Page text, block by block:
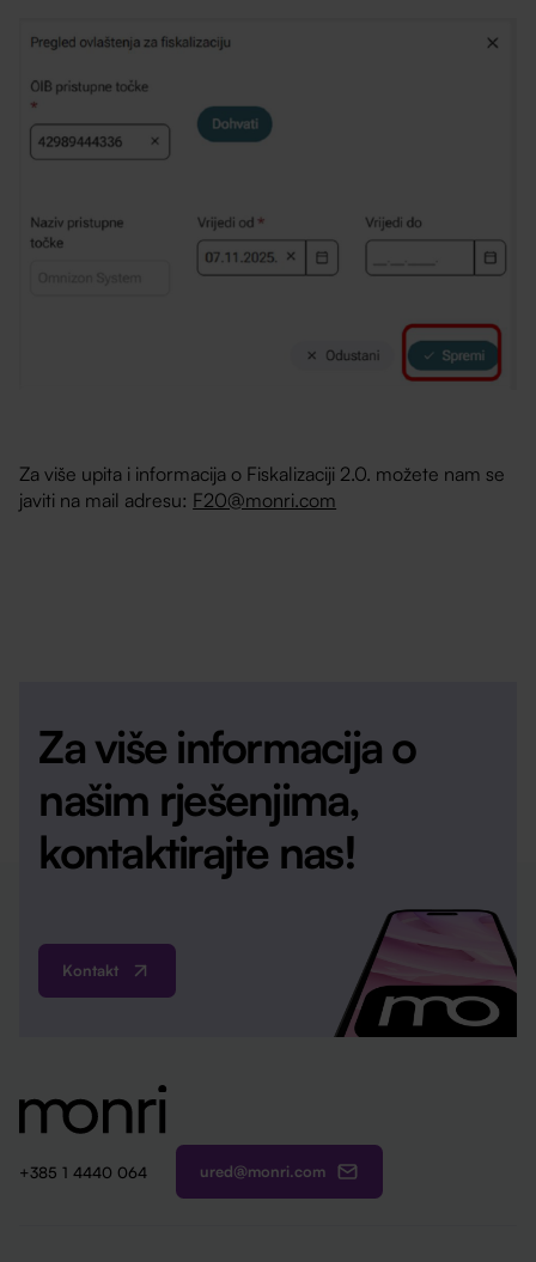
Za više upita i informacija o Fiskalizaciji 2.0. možete nam se
javiti na mail adresu: F20@monri.com
Za više informacija o
našim rješenjima,
kontaktirajte nas!
Kontakt
+385 1 4440 064 ured@monri.com